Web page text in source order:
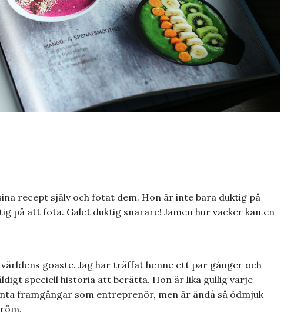
recept själv och fotat dem. Hon är inte bara duktig på
på att fota. Galet duktig snarare! Jamen hur vacker kan en
goaste. Jag har träffat henne ett par gånger och
speciell historia att berätta. Hon är lika gullig varje
framgångar som entreprenör, men är ändå så ödmjuk